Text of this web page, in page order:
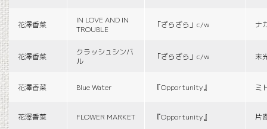
花澤香菜
IN LOVE AND IN
TROUBLE
「ざらざら」c/w ナ
花澤香菜
クラッシュシンバ
ル
「ざらざら」c/w 末
花澤香菜 Blue Water 『Opportunity』 ミ
花澤香菜 FLOWER MARKET 『Opportunity』 片